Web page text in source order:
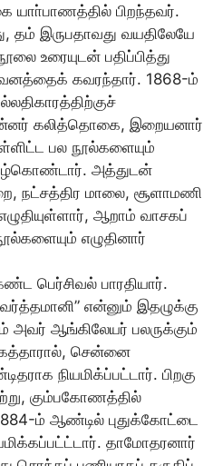
யாா்பாணத்தில் பிறந்தவர்.
தம் இருபதாவது வயதிலேயே
உரையுடன் பதிப்பித்து
கவரந்தார். 1868-ம்
கலித்தொகை, இறையனார்
பல நூல்களையும்
அத்துடன்
நட்சத்திர மாலை, சூளாமணி
ஆறாம் வாசகப்
எழுதினார்
பெர்சிவல் பாரதியார்.
என்னும் இதழுக்கு
அவர் ஆங்கிலேயர் பலருக்கும்
சென்னை
நியமிக்ப்பட்டார். பிறகு
கும்பகோணத்தில்
ம் ஆண்டில் புதுக்கோட்டை
தாமோதரனார்